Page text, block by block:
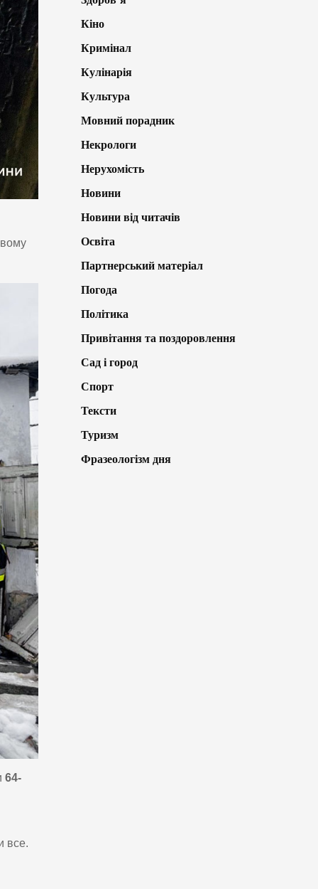
64-
все.
Кіно
Кримінал
Кулінарія
Культура
Мовний порадник
Некрологи
Нерухомість
Новини
Новини від читачів
Освіта
Партнерський матеріал
Погода
Політика
Привітання та поздоровлення
Сад і город
Спорт
Тексти
Туризм
Фразеологізм дня